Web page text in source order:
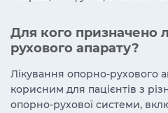
Для кого призначено
рухового апарату?
Лікування опорно-рухового
корисним для пацієнтів з
опорно-рухової системи,